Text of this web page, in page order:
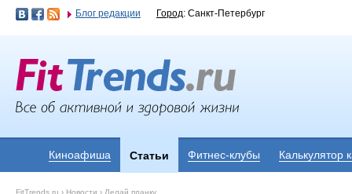
Блог редакции Город: Санкт-Петербург
Киноафиша Статьи Фитнес-клубы Калькулятор
FitTrends.ru › Новости › Делай планку